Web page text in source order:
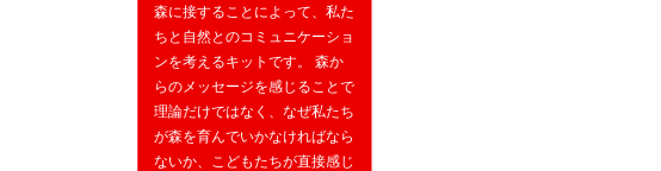
森に接することによって、私た
ちと自然とのコミュニケーショ
ンを考えるキットです。 森か
らのメッセージを感じることで
理論だけではなく、なぜ私たち
が森を育んでいかなければなら
ないか、こどもたちが直接感じ